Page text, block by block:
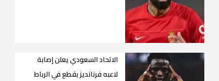
الاتحاد السعودي يعلن إصابة
لاعبه فرنانديز بقطع في الرباط